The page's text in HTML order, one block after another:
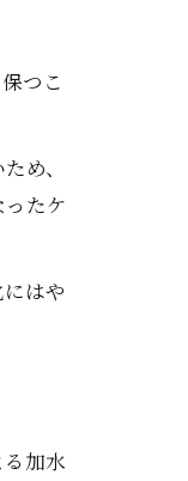
つこ
め、
たケ
はや
加水